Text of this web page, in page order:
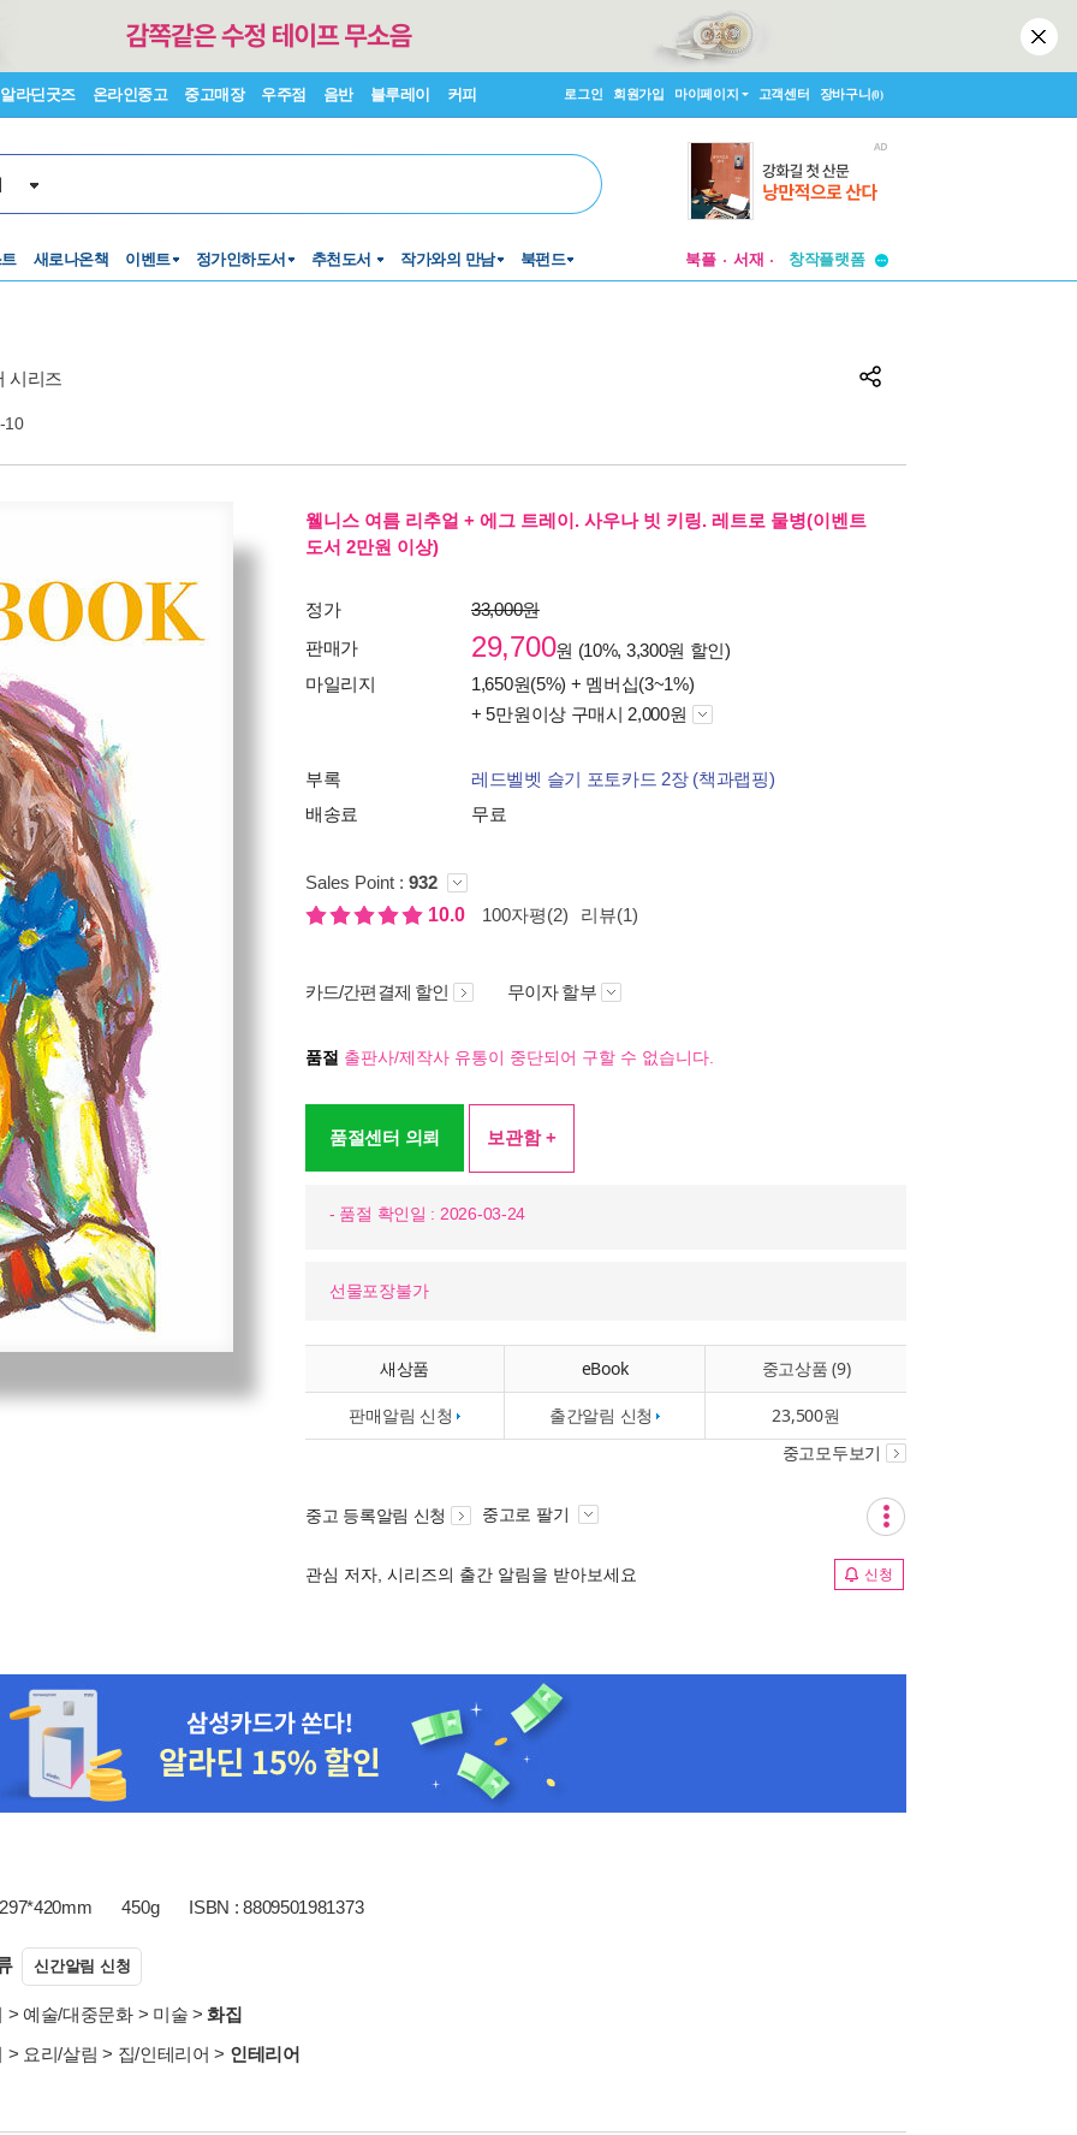
알라딘굿즈 온라인중고 중고매장 우주점 음반 블루레이 커피 로그인 회원가입 마이페이지 고객센터 장바구니(0)
새로나온책 이벤트 정가인하도서 추천도서 작가와의 만남 북펀드 북플 서재
창작플랫폼
시리즈
10
웰니스 여름 리추얼 + 에그 트레이. 사우나 빗 키링. 레트로 물병(이벤트
도서 2만원 이상)
정가
33,000원
판매가
29,700원 (10%, 3,300원 할인)
마일리지
1,650원(5%) + 멤버십(3~1%)
+ 5만원이상 구매시 2,000원
부록
레드벨벳 슬기 포토카드 2장 (책과랩핑)
배송료
무료
Sales Point : 932
10.0
100자평(2) 리뷰(1)
카드/간편결제 할인 무이자 할부
품절 출판사/제작사 유통이 중단되어 구할 수 없습니다.
품절센터 의뢰 보관함 +
- 품절 확인일 : 2026-03-24
선물포장불가
새상품 eBook 중고상품 (9)
판매알림 신청 출간알림 신청 23,500원
중고모두보기
중고 등록알림 신청 중고로 팔기
관심 저자, 시리즈의 출간 알림을 받아보세요 신청
297*420mm 450g ISBN : 8809501981373
신간알림 신청
> 예술/대중문화> 미술 >화집
> 요리/살림 > 집/인테리어 > 인테리어